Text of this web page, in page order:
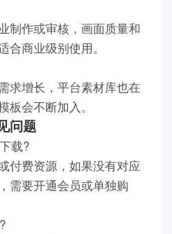
制作或审核，画面质量和
合商业级别使用。
求增长，平台素材库也在
板会不断加入。
问题
载?
付费资源，如果没有对应
需要开通会员或单独购